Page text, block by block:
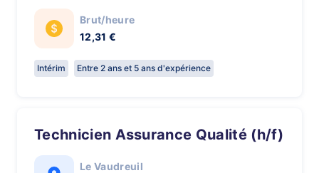
Brut/heure
12,31 €
Intérim Entre 2 ans et 5 ans d'expérience
Technicien Assurance Qualité (h/f)
Le Vaudreuil